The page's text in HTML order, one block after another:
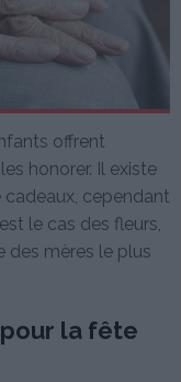
offrent
honorer. Il existe
cependant
le cas des fleurs,
des mères le plus
la fête